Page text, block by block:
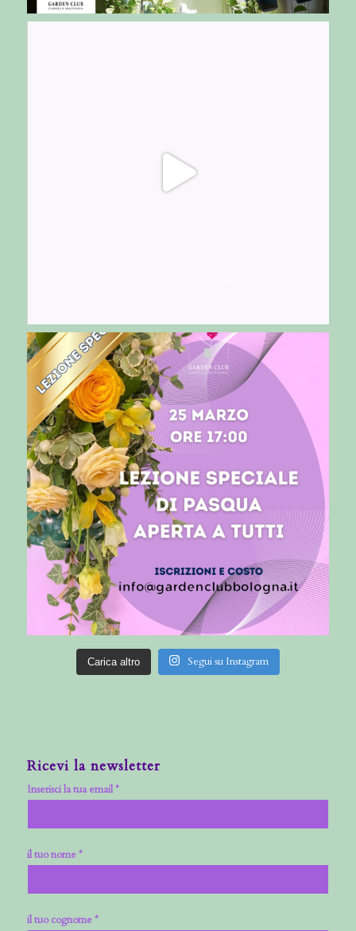
Carica altro Segui su Instagram
Ricevi la newsletter
Inserisci la tua email *
il tuo nome *
il tuo cognome *